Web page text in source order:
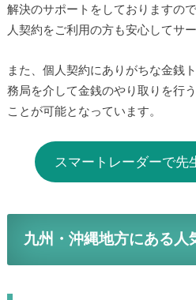
解決のサポートをしておりますの
人契約をご利用の方も安心してサ
また、個人契約にありがちな金銭
務局を介して金銭のやり取りを行
ことが可能となっています。
スマートレーダーで先
九州・沖縄地方にある人